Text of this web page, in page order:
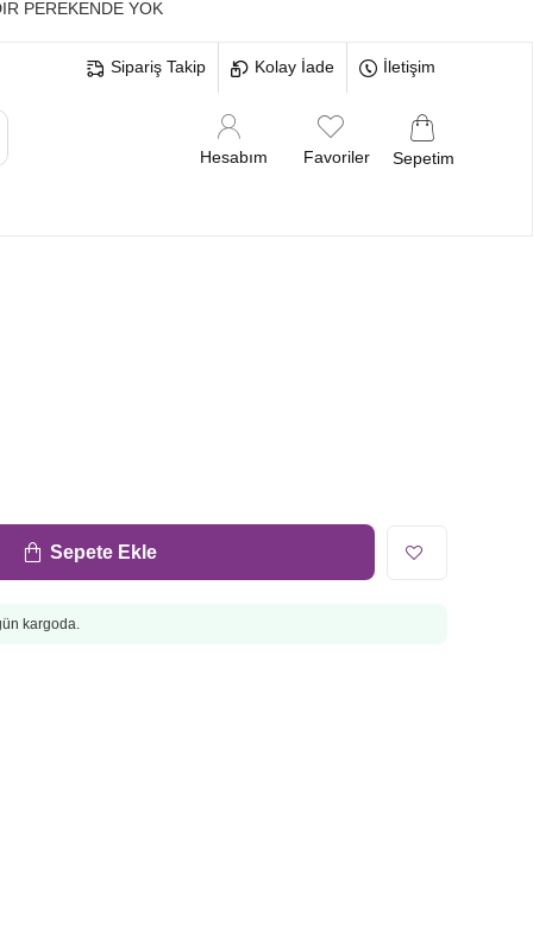
PEREKENDE YOK
Sipariş Takip Kolay İade İletişim
Hesabım Favoriler Sepetim
Sepete Ekle
kargoda.